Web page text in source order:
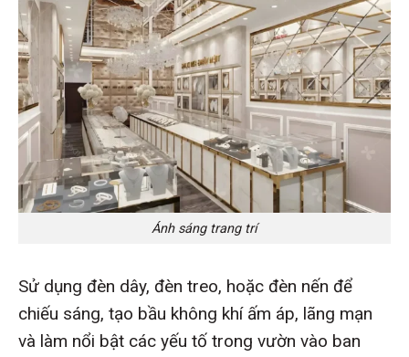
Ánh sáng trang trí
Sử dụng đèn dây, đèn treo, hoặc đèn nến để
chiếu sáng, tạo bầu không khí ấm áp, lãng mạn
và làm nổi bật các yếu tố trong vườn vào ban